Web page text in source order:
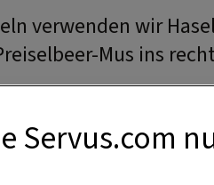
verwenden wir
Mus ins
Servus.com